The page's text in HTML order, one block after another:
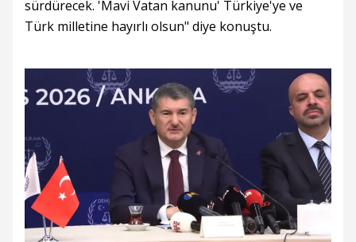
sürdürecek. 'Mavi Vatan kanunu' Türkiye'ye ve
Türk milletine hayırlı olsun" diye konuştu.